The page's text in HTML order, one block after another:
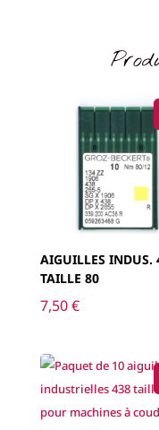
AIGUILLES INDUS.
TAILLE 80
7,50€